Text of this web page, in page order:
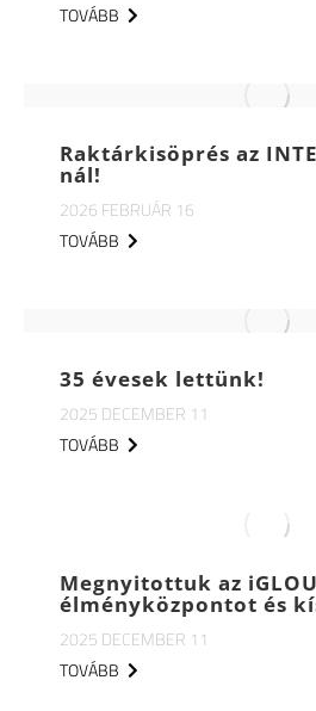
TOVÁBB
Raktárkisöprés az
nál!
2026 FEBRUÁR 16
TOVÁBB
35 évesek lettünk!
2025 DECEMBER 11
TOVÁBB
Megnyitottuk az
élményközpontot és
2025 DECEMBER 11
TOVÁBB